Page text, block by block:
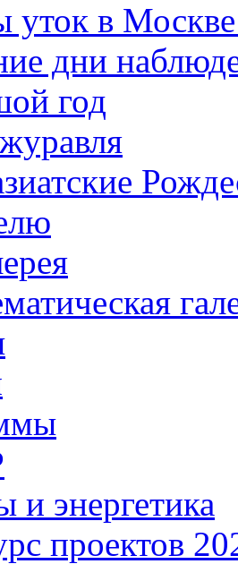
уток в
дни
год
и энергетика
проектов